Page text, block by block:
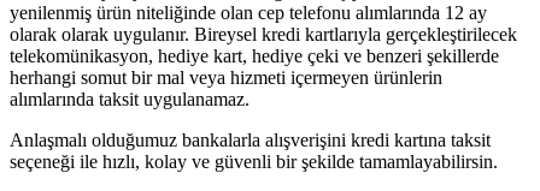
yenilenmiş ürün niteliğinde olan cep telefonu alımlarında 12 ay
olarak olarak uygulanır. Bireysel kredi kartlarıyla gerçekleştirilecek
telekomünikasyon, hediye kart, hediye çeki ve benzeri şekillerde
herhangi somut bir mal veya hizmeti içermeyen ürünlerin
alımlarında taksit uygulanamaz.
Anlaşmalı olduğumuz bankalarla alışverişini kredi kartına taksit
seçeneği ile hızlı, kolay ve güvenli bir şekilde tamamlayabilirsin.